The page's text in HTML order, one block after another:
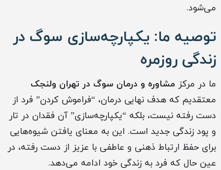
می‌شود.
توصیه ما: یکپارچه‌سازی سوگ در
زندگی روزمره
ما در مرکز مشاوره و درمان سوگ در تهران ولنجک
معتقدیم که هدف نهایی درمان، “فراموش کردن” فرد از
دست رفته نیست، بلکه “یکپارچه‌سازی” آن فقدان در تار
و پود زندگی جدید است. این به معنای یافتن شیوه‌هایی
برای حفظ ارتباط ذهنی و عاطفی با عزیز از دست رفته، در
عین حال که فرد به زندگی خود ادامه می‌دهد.